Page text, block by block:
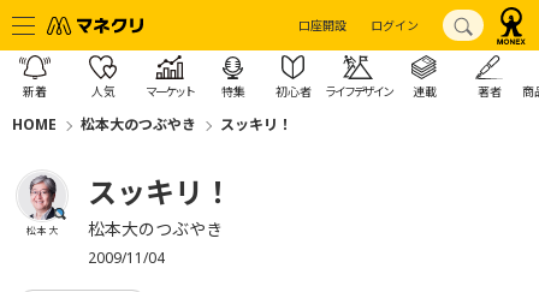
口座開設 ログイン
新着 人気 マーケット 特集 初心者 ライフデザイン 連載 著者 商
HOME 松本大のつぶやき スッキリ！
松本 大
スッキリ！
松本大のつぶやき
2009/11/04